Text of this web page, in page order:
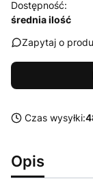
Dostępność:
średnia ilość
Zapytaj o
Czas wysyłki:
Opis